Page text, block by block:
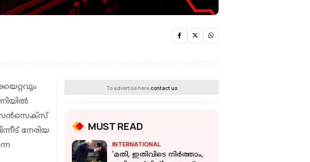
സെൻസെക്‌സ്
നേരിയ
To advertise here, contact us
MUST READ
INTERNATIONAL
'മതി, ഇതിവിടെ നിര്‍ത്താം,